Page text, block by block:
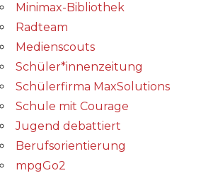
Minimax-Bibliothek​
Radteam
Medienscouts
Schüler*innenzeitung
Schülerfirma MaxSolutions
Schule mit Courage
Jugend debattiert
Berufsorientierung
mpgGo2